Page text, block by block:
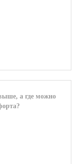
а где можно